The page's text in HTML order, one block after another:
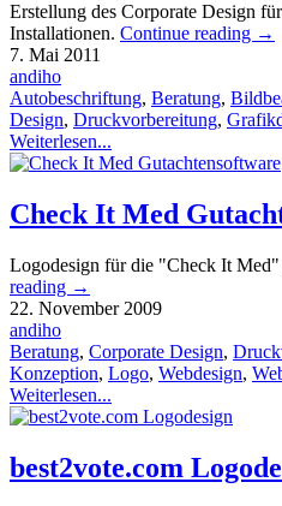
Erstellung des Corporate Design
Installationen. Continue reading →
7. Mai 2011
andiho
Autobeschriftung, Beratung,
Design, Druckvorbereitung,
Weiterlesen...
Check It Med
Logodesign für die "Check It Med"
reading →
22. November 2009
andiho
Beratung, Corporate Design,
Konzeption, Logo, Webdesign,
Weiterlesen...
best2vote.com